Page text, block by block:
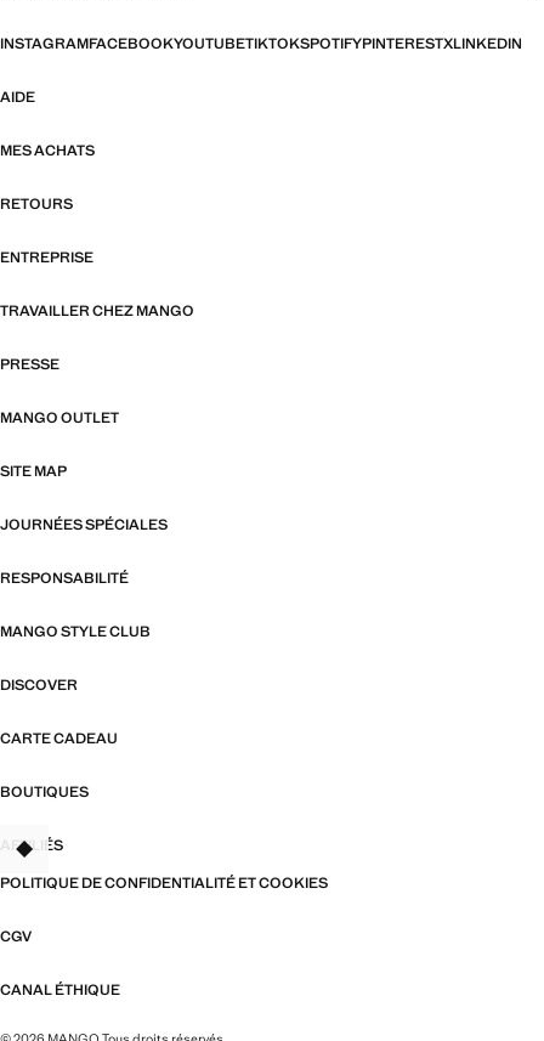
INSTAGRAMFACEBOOKYOUTUBETIKTOKSPOTIFYPINTERESTXLINKEDIN
AIDE
MES ACHATS
RETOURS
ENTREPRISE
TRAVAILLER CHEZ MANGO
PRESSE
MANGO OUTLET
SITE MAP
JOURNÉES SPÉCIALES
RESPONSABILITÉ
MANGO STYLE CLUB
DISCOVER
CARTE CADEAU
BOUTIQUES
AFFILIÉS
POLITIQUE DE CONFIDENTIALITÉ ET COOKIES
CGV
CANAL ÉTHIQUE